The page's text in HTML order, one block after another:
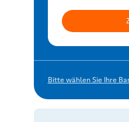
Bitte wählen Sie Ihre